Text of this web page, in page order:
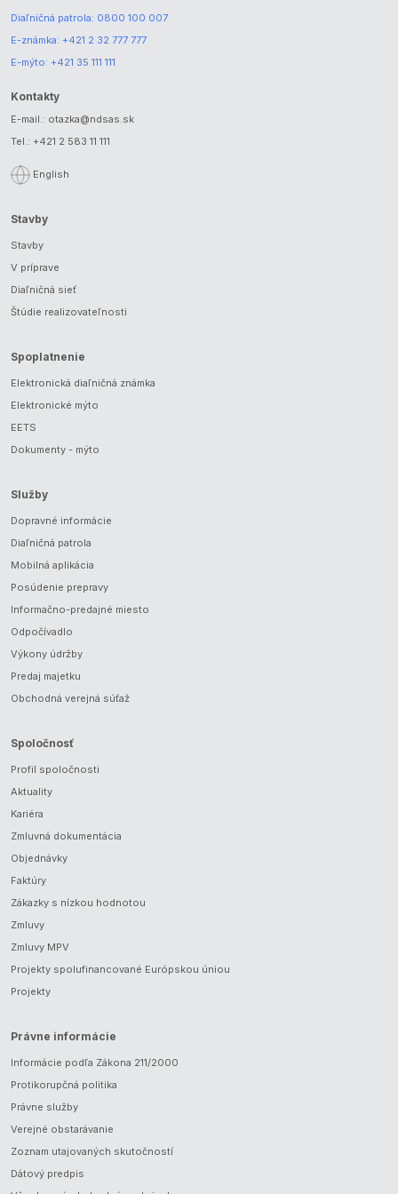
Diaľničná patrola: 0800 100 007
E-známka: +421 2 32 777 777
E-mýto: +421 35 111 111
Kontakty
E-mail.: otazka@ndsas.sk
Tel.: +421 2 583 11 111
English
Stavby
Stavby
V príprave
Diaľničná sieť
Štúdie realizovateľnosti
Spoplatnenie
Elektronická diaľničná známka
Elektronické mýto
EETS
Dokumenty - mýto
Služby
Dopravné informácie
Diaľničná patrola
Mobilná aplikácia
Posúdenie prepravy
Informačno-predajné miesto
Odpočívadlo
Výkony údržby
Predaj majetku
Obchodná verejná súťaž
Spoločnosť
Profil spoločnosti
Aktuality
Kariéra
Zmluvná dokumentácia
Objednávky
Faktúry
Zákazky s nízkou hodnotou
Zmluvy
Zmluvy MPV
Projekty spolufinancované Európskou úniou
Projekty
Právne informácie
Informácie podľa Zákona 211/2000
Protikorupčná politika
Právne služby
Verejné obstarávanie
Zoznam utajovaných skutočností
Dátový predpis